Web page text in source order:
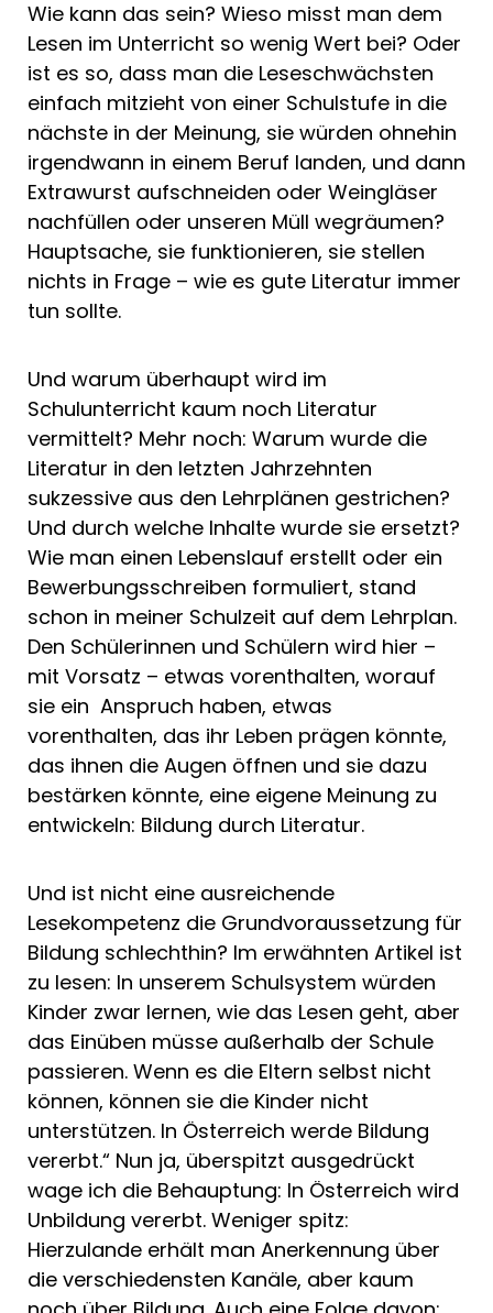
Wie kann das sein? Wieso misst man dem
Lesen im Unterricht so wenig Wert bei? Oder
ist es so, dass man die Leseschwächsten
einfach mitzieht von einer Schulstufe in die
nächste in der Meinung, sie würden ohnehin
irgendwann in einem Beruf landen, und dann
Extrawurst aufschneiden oder Weingläser
nachfüllen oder unseren Müll wegräumen?
Hauptsache, sie funktionieren, sie stellen
nichts in Frage – wie es gute Literatur immer
tun sollte.
Und warum überhaupt wird im
Schulunterricht kaum noch Literatur
vermittelt? Mehr noch: Warum wurde die
Literatur in den letzten Jahrzehnten
sukzessive aus den Lehrplänen gestrichen?
Und durch welche Inhalte wurde sie ersetzt?
Wie man einen Lebenslauf erstellt oder ein
Bewerbungsschreiben formuliert, stand
schon in meiner Schulzeit auf dem Lehrplan.
Den Schülerinnen und Schülern wird hier –
mit Vorsatz – etwas vorenthalten, worauf
sie ein Anspruch haben, etwas
vorenthalten, das ihr Leben prägen könnte,
das ihnen die Augen öffnen und sie dazu
bestärken könnte, eine eigene Meinung zu
entwickeln: Bildung durch Literatur.
Und ist nicht eine ausreichende
Lesekompetenz die Grundvoraussetzung für
Bildung schlechthin? Im erwähnten Artikel ist
zu lesen: In unserem Schulsystem würden
Kinder zwar lernen, wie das Lesen geht, aber
das Einüben müsse außerhalb der Schule
passieren. Wenn es die Eltern selbst nicht
können, können sie die Kinder nicht
unterstützen. In Österreich werde Bildung
vererbt.“ Nun ja, überspitzt ausgedrückt
wage ich die Behauptung: In Österreich wird
Unbildung vererbt. Weniger spitz:
Hierzulande erhält man Anerkennung über
die verschiedensten Kanäle, aber kaum